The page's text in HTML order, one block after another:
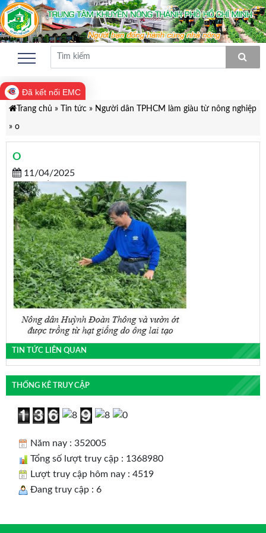
Đã kết nối EMC
Trang chủ » Tin tức» Người dân TPHCM làm giàu từ nông nghiệp
» o
O
11/04/2025
TIN TỨC LIÊN QUAN
THỐNG KÊ TRUY CẬP
Năm nay : 352005
Tổng số lượt truy cập : 1368980
Lượt truy cập hôm nay : 4519
Đang truy cập : 6